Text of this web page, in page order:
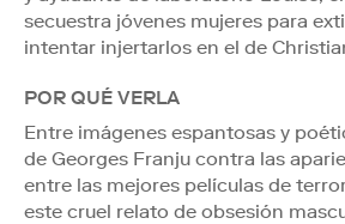
secuestra jóvenes mujeres para
intentar injertarlos en el de
POR QUÉ VERLA
Entre imágenes espantosas y
de Georges Franju contra las
entre las mejores películas de
este cruel relato de obsesión